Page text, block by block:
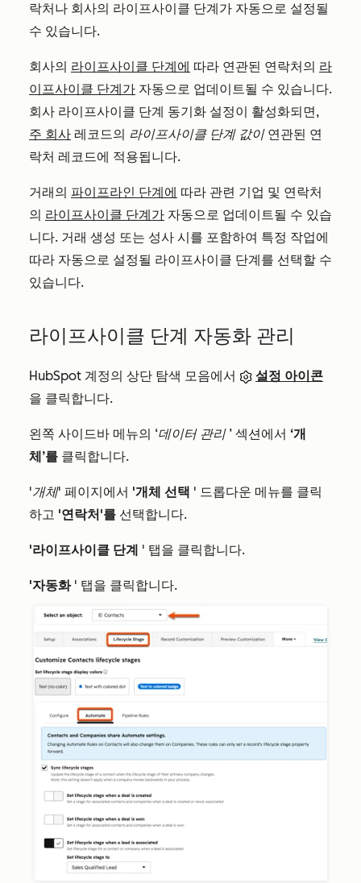
락처나 회사의 라이프사이클 단계가 자동으로 설정될
수 있습니다.
회사의 라이프사이클 단계에 따라 연관된 연락처의 라
이프사이클 단계가 자동으로 업데이트될 수 있습니다.
회사 라이프사이클 단계 동기화 설정이 활성화되면,
주 회사 레코드의 라이프사이클 단계 값이 연관된 연
락처 레코드에 적용됩니다.
거래의 파이프라인 단계에 따라 관련 기업 및 연락처
의 라이프사이클 단계가 자동으로 업데이트될 수 있습
니다. 거래 생성 또는 성사 시를 포함하여 특정 작업에
따라 자동으로 설정될 라이프사이클 단계를 선택할 수
있습니다.
라이프사이클 단계 자동화 관리
HubSpot 계정의 상단 탐색 모음에서
설정 아이콘
을 클릭합니다.
왼쪽 사이드바 메뉴의 ‘데이터 관리’ 섹션에서 ‘개
체’를 클릭합니다.
'개체' 페이지에서 '개체 선택 ' 드롭다운 메뉴를 클릭
하고 '연락처'를 선택합니다.
'라이프사이클 단계 ' 탭을 클릭합니다.
'자동화' 탭을 클릭합니다.